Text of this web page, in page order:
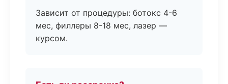
Зависит от процедуры: ботокс 4-6
мес, филлеры 8-18 мес, лазер —
курсом.